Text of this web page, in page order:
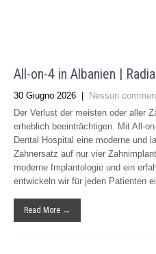
All-on-4 in Albanien |
30 Giugno 2026 | Nessun
Der Verlust der meisten oder aller
erheblich beeinträchtigen. Mit All-
Dental Hospital eine moderne und
Zahnersatz auf nur vier
moderne Implantologie und ein
entwickeln wir für jeden Patienten
Read More →